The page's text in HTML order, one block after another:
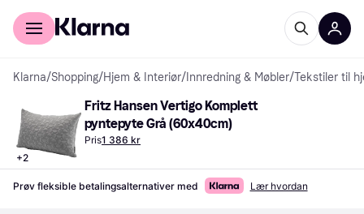
For kunder
Klarna/Shopping/Hjem & Interiør/ Innredning & Møbler/Tekstiler til
+2
Fritz Hansen Vertigo Komplett
pyntepyte Grå (60x40cm)
Pris1 386 kr
Prøv fleksible betalingsalternativer med Lær hvordan